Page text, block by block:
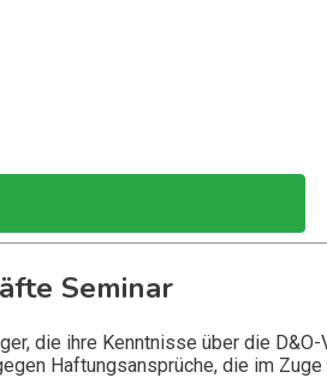
Seminar
die ihre Kenntnisse über die
Haftungsansprüche, die im